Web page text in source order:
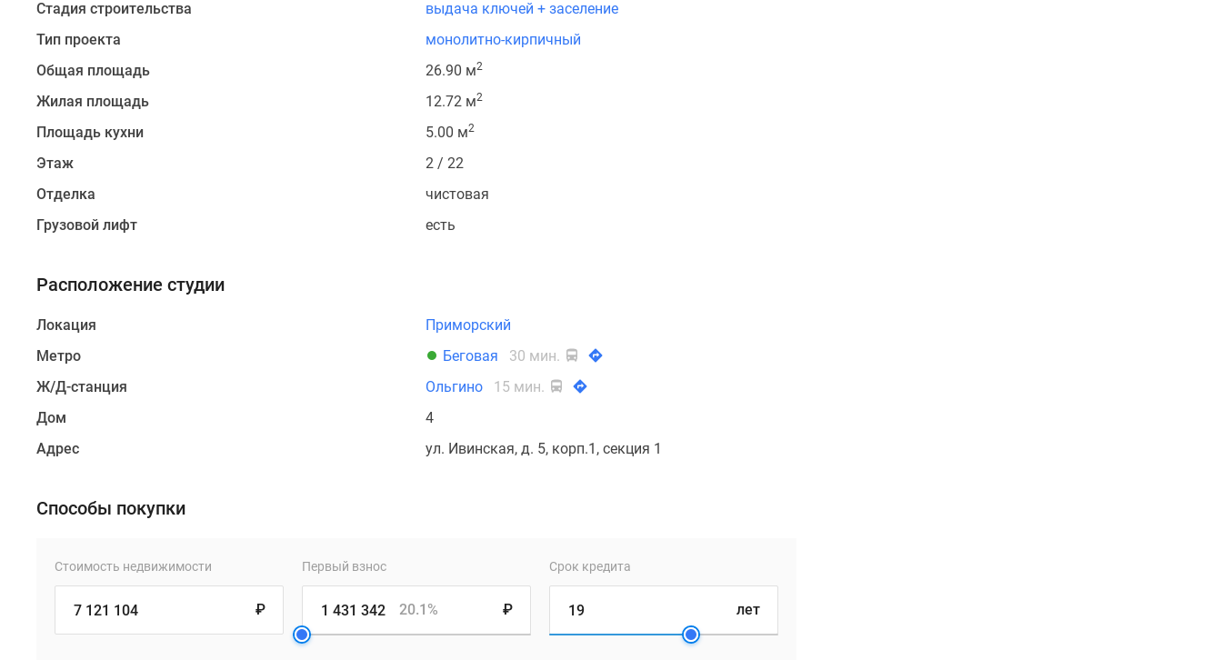
Стадия строительства
выдача ключей + заселение
Тип проекта
монолитно-кирпичный
Общая площадь
26.90 м2
Жилая площадь 12.72 м2
Площадь кухни 5.00 м2
Этаж
2 / 22
Отделка
чистовая
Грузовой лифт
есть
Расположение студии
Локация
Приморский
Метро
Беговая
30 мин.
Ж/Д-станция
Ольгино
15 мин.
Дом
4
Адрес
ул. Ивинская, д. 5, корп.1, секция 1
Способы покупки
Стоимость недвижимости
₽
Первый взнос
₽
20.1%
Срок кредита
лет